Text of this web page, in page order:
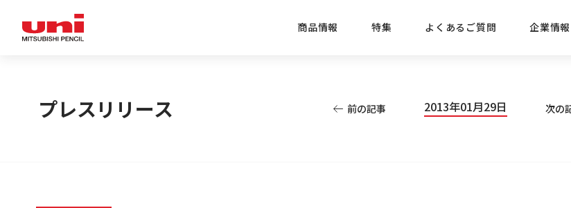
商品情報
新商品
特集 よくあるご質問 企業情報
経営方針 ごあいさ
IRニュース 株式情報
プレスリリース 前の記事 2013年01月29日 次の